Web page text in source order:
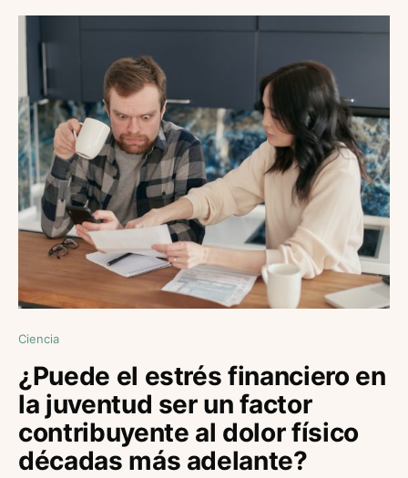
Ciencia
¿Puede el estrés financiero en
la juventud ser un factor
contribuyente al dolor físico
décadas más adelante?